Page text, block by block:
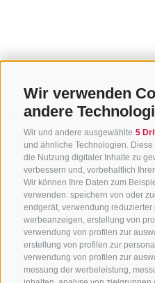
Wir verwenden
andere
Wir und andere ausgewählte 5
und ähnliche Technologien.
die Nutzung digitaler Inhalte zu
verbessern und, vorbehaltlich
Wir können Ihre Daten zum
verwenden: speichern von oder
endgerät, verwendung reduzierter
werbeanzeigen, erstellung von
verwendung von profilen zur
erstellung von profilen zur
verwendung von profilen zur
messung der werbeleistung,